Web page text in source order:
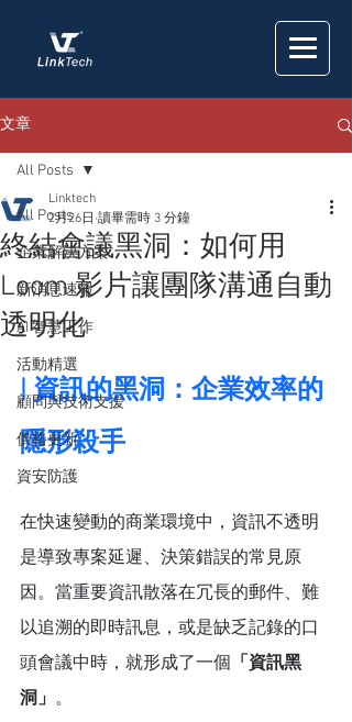
文章
All Posts
企業解決方案
新消息速報
AI 智慧工作
活動精選
顧問與技術支援
價格更新
資安防護
All Posts
終結會議黑洞：如何用
Loom 影片讓團隊溝通自動
透明化
Linktech
2月26日 讀畢需時 3 分鐘
| 資訊的黑洞：企業效率的
隱形殺手
在快速變動的商業環境中，資訊不透明
是導致專案延遲、決策錯誤的常見原
因。當重要資訊散落在冗長的郵件、難
以追溯的即時訊息，或是缺乏記錄的口
頭會議中時，就形成了一個 「資訊黑
洞」 。